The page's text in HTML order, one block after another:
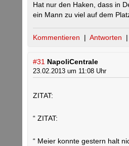
Hat nur den Haken, dass in
ein Mann zu viel auf dem
Kommentieren | Antworten |
#31 NapoliCentrale
23.02.2013 um 11:08 Uhr
ZITAT:
“ ZITAT:
“ Meier konnte gestern halt